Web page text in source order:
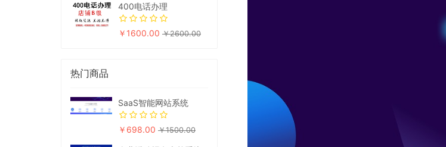
400电话办理
￥1600.00 ￥2600.00
热门商品
SaaS智能网站系统
￥698.00 ￥1500.00